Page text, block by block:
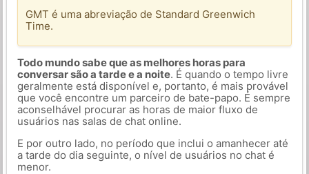
GMT é uma abreviação de Standard Greenwich
Time.
Todo mundo sabe que as melhores horas para
conversar são a tarde e a noite. É quando o tempo livre
geralmente está disponível e, portanto, é mais provável
que você encontre um parceiro de bate-papo. É sempre
aconselhável procurar as horas de maior fluxo de
usuários nas salas de chat online.
E por outro lado, no período que inclui o amanhecer até
a tarde do dia seguinte, o nível de usuários no chat é
menor.